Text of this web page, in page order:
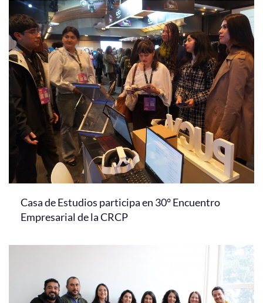
Casa de Estudios participa en 30° Encuentro
Empresarial de la CRCP